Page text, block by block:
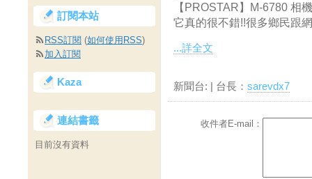
【PROSTAR】M-6780 相
它真的很不錯!!很多鄉民跟
...詳全文
新聞台: | 台長： sarevdx7
收件者E-mail：
訂閱本站
RSS訂閱 (如何使用RSS)
加入訂閱
Kaza
連結書籤
目前沒有資料